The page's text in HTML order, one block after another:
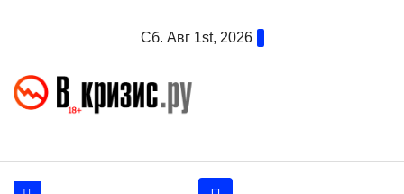
Сб. Авг 1st, 2026